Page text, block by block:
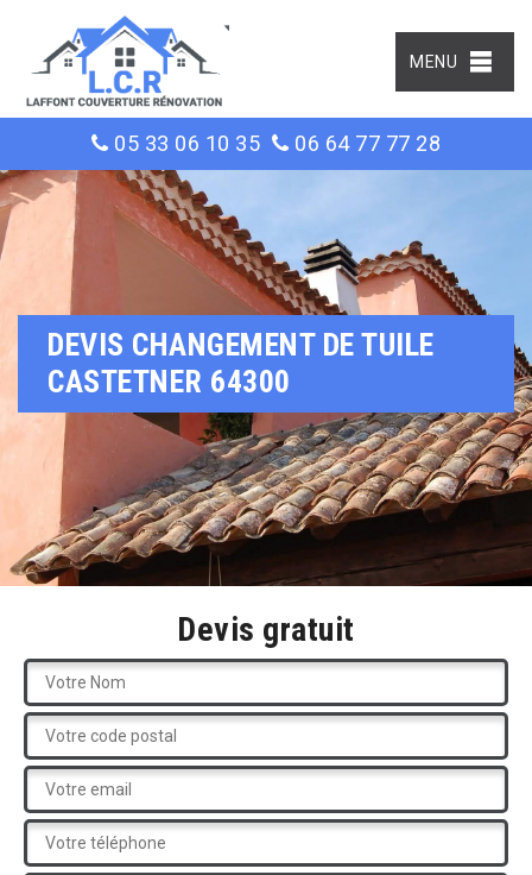
MENU
05 33 06 10 35 06 64 77 77 28
DEVIS CHANGEMENT DE TUILE
CASTETNER 64300
Devis gratuit